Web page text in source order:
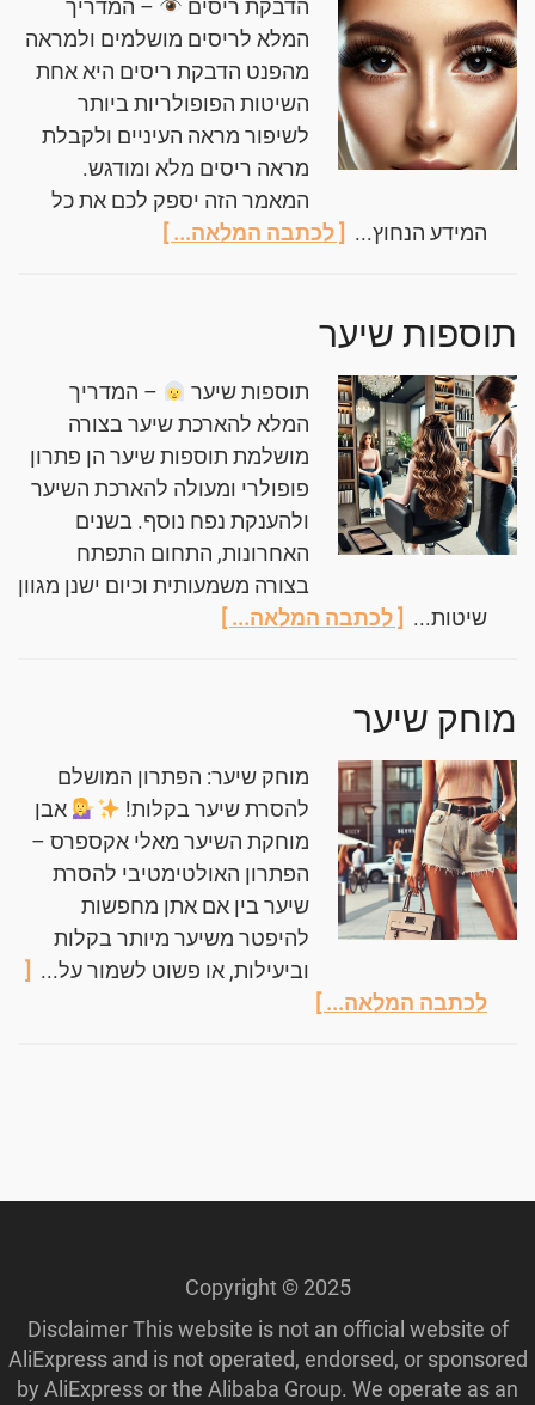
הדבקת ריסים
– המדריך
המלא לריסים מושלמים ולמראה
מהפנט הדבקת ריסים היא אחת
השיטות הפופולריות ביותר
לשיפור מראה העיניים ולקבלת
מראה ריסים מלא ומודגש.
המאמר הזה יספק לכם את כל
המידע הנחוץ... [ לכתבה המלאה... ]
תוספות שיער
תוספות שיער
– המדריך
המלא להארכת שיער בצורה
מושלמת תוספות שיער הן פתרון
פופולרי ומעולה להארכת השיער
ולהענקת נפח נוסף. בשנים
האחרונות, התחום התפתח
בצורה משמעותית וכיום ישנן מגוון
שיטות... [ לכתבה המלאה... ]
מוחק שיער
מוחק שיער: הפתרון המושלם
להסרת שיער בקלות!
אבן
מוחקת השיער מאלי אקספרס –
הפתרון האולטימטיבי להסרת
שיער בין אם אתן מחפשות
להיפטר משיער מיותר בקלות
וביעילות, או פשוט לשמור על... [
לכתבה המלאה... ]
Copyright © 2025
Disclaimer This website is not an official website of
AliExpress and is not operated, endorsed, or sponsored
by AliExpress or the Alibaba Group. We operate as an